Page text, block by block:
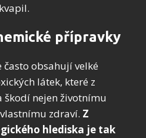
přípravky
často obsahují velké
látek, které z
nejen životnímu
zdraví. Z
hlediska je tak